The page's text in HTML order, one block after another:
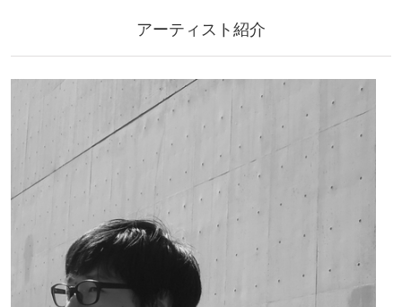
アーティスト紹介